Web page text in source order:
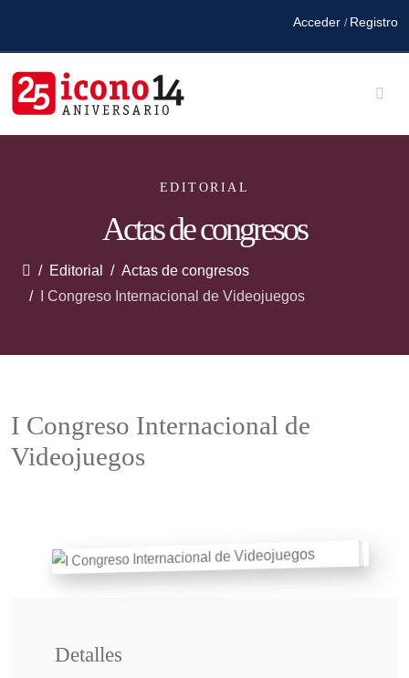
Acceder / Registro
EDITORIAL
Actas de congresos
Editorial
Actas de congresos
I Congreso Internacional de Videojuegos
I Congreso Internacional de
Videojuegos
Detalles